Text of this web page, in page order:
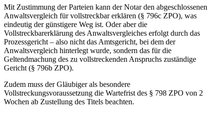
Mit Zustimmung der Parteien kann der Notar den abgeschlossenen
Anwaltsvergleich für vollstreckbar erklären (§ 796c ZPO), was
eindeutig der günstigere Weg ist. Oder aber die
Vollstreckbarerklärung des Anwaltsvergleiches erfolgt durch das
Prozessgericht – also nicht das Amtsgericht, bei dem der
Anwaltsvergleich hinterlegt wurde, sondern das für die
Geltendmachung des zu vollstreckenden Anspruchs zuständige
Gericht (§ 796b ZPO).
Zudem muss der Gläubiger als besondere
Vollstreckungsvoraussetzung die Wartefrist des § 798 ZPO von 2
Wochen ab Zustellung des Titels beachten.